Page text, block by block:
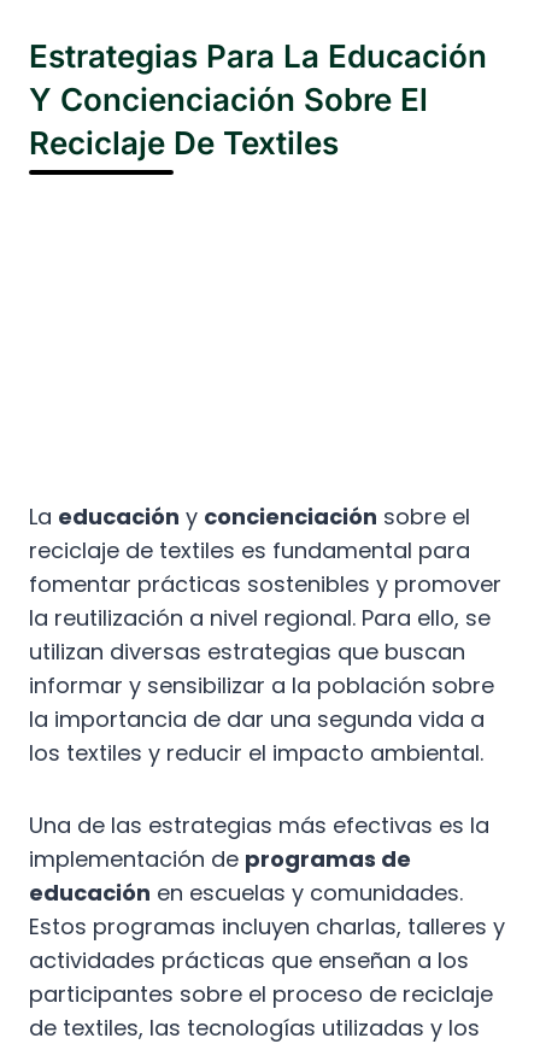
Estrategias Para La Educación
Y Concienciación Sobre El
Reciclaje De Textiles
La educación y concienciación sobre el
reciclaje de textiles es fundamental para
fomentar prácticas sostenibles y promover
la reutilización a nivel regional. Para ello, se
utilizan diversas estrategias que buscan
informar y sensibilizar a la población sobre
la importancia de dar una segunda vida a
los textiles y reducir el impacto ambiental.
Una de las estrategias más efectivas es la
implementación de programas de
educación en escuelas y comunidades.
Estos programas incluyen charlas, talleres y
actividades prácticas que enseñan a los
participantes sobre el proceso de reciclaje
de textiles, las tecnologías utilizadas y los